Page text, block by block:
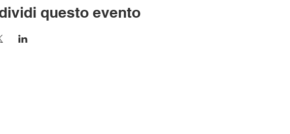
questo evento